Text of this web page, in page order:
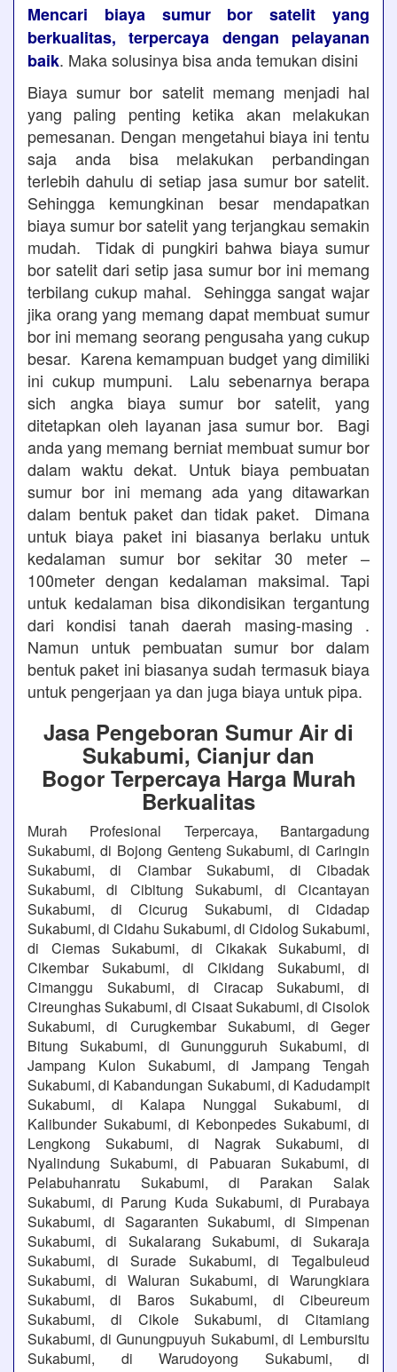
Mencari biaya sumur bor satelit yang
berkualitas, terpercaya dengan pelayanan
baik. Maka solusinya bisa anda temukan disini
Biaya sumur bor satelit memang menjadi hal
yang paling penting ketika akan melakukan
pemesanan. Dengan mengetahui biaya ini tentu
saja anda bisa melakukan perbandingan
terlebih dahulu di setiap jasa sumur bor satelit.
Sehingga kemungkinan besar mendapatkan
biaya sumur bor satelit yang terjangkau semakin
mudah. Tidak di pungkiri bahwa biaya sumur
bor satelit dari setip jasa sumur bor ini memang
terbilang cukup mahal. Sehingga sangat wajar
jika orang yang memang dapat membuat sumur
bor ini memang seorang pengusaha yang cukup
besar. Karena kemampuan budget yang dimiliki
ini cukup mumpuni. Lalu sebenarnya berapa
sich angka biaya sumur bor satelit, yang
ditetapkan oleh layanan jasa sumur bor. Bagi
anda yang memang berniat membuat sumur bor
dalam waktu dekat. Untuk biaya pembuatan
sumur bor ini memang ada yang ditawarkan
dalam bentuk paket dan tidak paket. Dimana
untuk biaya paket ini biasanya berlaku untuk
kedalaman sumur bor sekitar 30 meter –
100meter dengan kedalaman maksimal. Tapi
untuk kedalaman bisa dikondisikan tergantung
dari kondisi tanah daerah masing-masing .
Namun untuk pembuatan sumur bor dalam
bentuk paket ini biasanya sudah termasuk biaya
untuk pengerjaan ya dan juga biaya untuk pipa.
Jasa Pengeboran Sumur Air di
Sukabumi, Cianjur dan
Bogor Terpercaya Harga Murah
Berkualitas
Murah Profesional Terpercaya, Bantargadung
Sukabumi, di Bojong Genteng Sukabumi, di Caringin
Sukabumi, di Ciambar Sukabumi, di Cibadak
Sukabumi, di Cibitung Sukabumi, di Cicantayan
Sukabumi, di Cicurug Sukabumi, di Cidadap
Sukabumi, di Cidahu Sukabumi, di Cidolog Sukabumi,
di Ciemas Sukabumi, di Cikakak Sukabumi, di
Cikembar Sukabumi, di Cikidang Sukabumi, di
Cimanggu Sukabumi, di Ciracap Sukabumi, di
Cireunghas Sukabumi, di Cisaat Sukabumi, di Cisolok
Sukabumi, di Curugkembar Sukabumi, di Geger
Bitung Sukabumi, di Gunungguruh Sukabumi, di
Jampang Kulon Sukabumi, di Jampang Tengah
Sukabumi, di Kabandungan Sukabumi, di Kadudampit
Sukabumi, di Kalapa Nunggal Sukabumi, di
Kalibunder Sukabumi, di Kebonpedes Sukabumi, di
Lengkong Sukabumi, di Nagrak Sukabumi, di
Nyalindung Sukabumi, di Pabuaran Sukabumi, di
Pelabuhanratu Sukabumi, di Parakan Salak
Sukabumi, di Parung Kuda Sukabumi, di Purabaya
Sukabumi, di Sagaranten Sukabumi, di Simpenan
Sukabumi, di Sukalarang Sukabumi, di Sukaraja
Sukabumi, di Surade Sukabumi, di Tegalbuleud
Sukabumi, di Waluran Sukabumi, di Warungkiara
Sukabumi, di Baros Sukabumi, di Cibeureum
Sukabumi, di Cikole Sukabumi, di Citamiang
Sukabumi, di Gunungpuyuh Sukabumi, di Lembursitu
Sukabumi, di Warudoyong Sukabumi, di